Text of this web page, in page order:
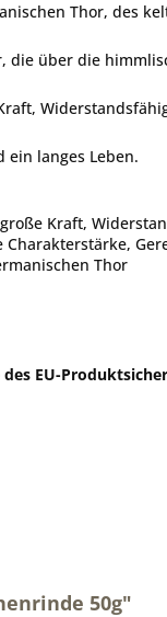
Thor, des
die über die
ein langes Leben.
Kraft,
Thor
EU-
50g"